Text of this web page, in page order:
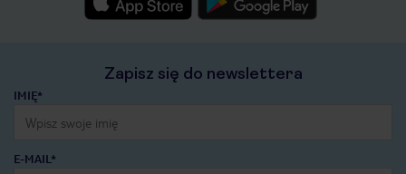
Zapisz się do newslettera
IMIĘ*
E-MAIL*